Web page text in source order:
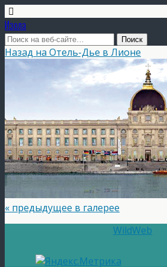
Изола
Назад на Отель-Дье в Лионе
« предыдущее в галерее
WildWeb